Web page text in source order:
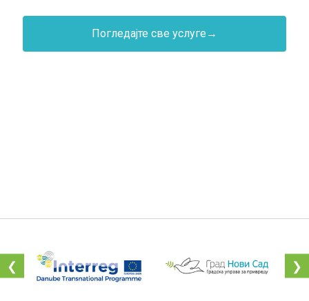
Погледајте све услуге →
❮ ❯